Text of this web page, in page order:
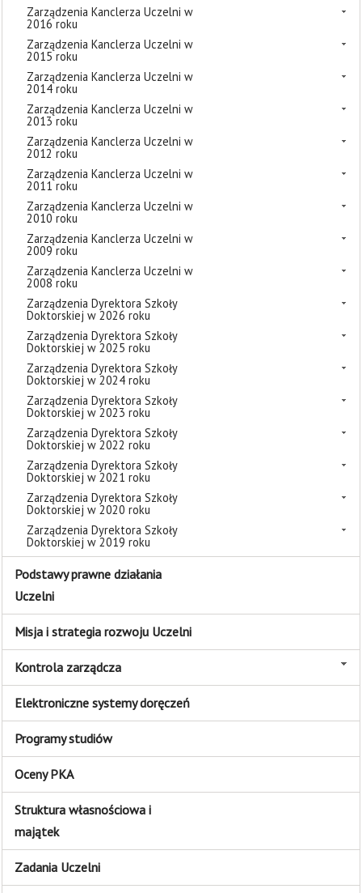
Zarządzenia Kanclerza Uczelni w
2016 roku
Zarządzenia Kanclerza Uczelni w
2015 roku
Zarządzenia Kanclerza Uczelni w
2014 roku
Zarządzenia Kanclerza Uczelni w
2013 roku
Zarządzenia Kanclerza Uczelni w
2012 roku
Zarządzenia Kanclerza Uczelni w
2011 roku
Zarządzenia Kanclerza Uczelni w
2010 roku
Zarządzenia Kanclerza Uczelni w
2009 roku
Zarządzenia Kanclerza Uczelni w
2008 roku
Zarządzenia Dyrektora Szkoły
Doktorskiej w 2026 roku
Zarządzenia Dyrektora Szkoły
Doktorskiej w 2025 roku
Zarządzenia Dyrektora Szkoły
Doktorskiej w 2024 roku
Zarządzenia Dyrektora Szkoły
Doktorskiej w 2023 roku
Zarządzenia Dyrektora Szkoły
Doktorskiej w 2022 roku
Zarządzenia Dyrektora Szkoły
Doktorskiej w 2021 roku
Zarządzenia Dyrektora Szkoły
Doktorskiej w 2020 roku
Zarządzenia Dyrektora Szkoły
Doktorskiej w 2019 roku
Podstawy prawne działania
Uczelni
Misja i strategia rozwoju Uczelni
Kontrola zarządcza
Elektroniczne systemy doręczeń
Programy studiów
Oceny PKA
Struktura własnościowa i
majątek
Zadania Uczelni